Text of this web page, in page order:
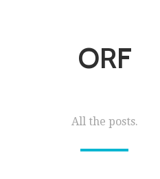
ORF
All the posts.